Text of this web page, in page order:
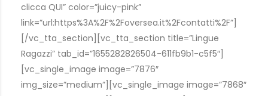
clicca QUI” color=”juicy-pink”
link=”url:https%3A%2F%2Foversea.it%2Fcontatti%2F”]
[/vc_tta_section][vc_tta_section title=”Lingue
Ragazzi” tab_id=”1655282826504-611fb9b1-c5f5″]
[vc_single_image image=”7876″
img_size=”medium”][vc_single_image image=”7868″